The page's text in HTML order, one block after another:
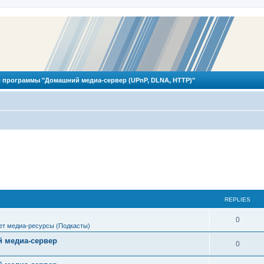
программы "Домашний медиа-сервер (UPnP, DLNA, HTTP)"
REPLIES
медиа-ресурсы (Подкасты)
0R
e
сервер 0R
e